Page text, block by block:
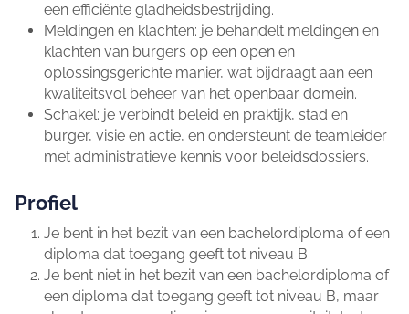
een efficiënte gladheidsbestrijding.
Meldingen en klachten: je behandelt meldingen en
klachten van burgers op een open en
oplossingsgerichte manier, wat bijdraagt aan een
kwaliteitsvol beheer van het openbaar domein.
Schakel: je verbindt beleid en praktijk, stad en
burger, visie en actie, en ondersteunt de teamleider
met administratieve kennis voor beleidsdossiers.
Profiel
Je bent in het bezit van een bachelordiploma of een
diploma dat toegang geeft tot niveau B.
Je bent niet in het bezit van een bachelordiploma of
een diploma dat toegang geeft tot niveau B, maar